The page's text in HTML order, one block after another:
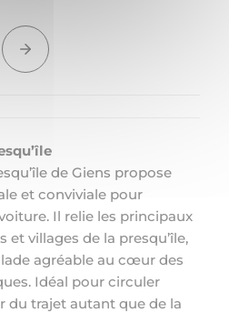
de Giens propose
et conviviale pour
Il relie les principaux
et villages de la presqu’île,
agréable au cœur des
Idéal pour circuler
du trajet autant que de la